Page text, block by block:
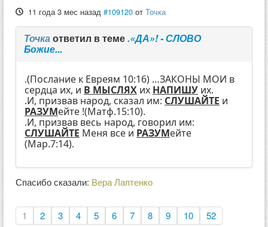
11 года 3 мес назад #109120 отТочка
Точкаответил в теме.«ДА»! - СЛОВО
Божие...
.(Послание к Евреям 10:16) …ЗАКОНЫ МОИ в
сердца их, и В МЫСЛЯХ их НАПИШУ их.
.И, призвав народ, сказал им: СЛУШАЙТЕ и
РАЗУМейте !(Матф.15:10).
.И, призвав весь народ, говорил им:
СЛУШАЙТЕ Меня все и РАЗУМейте
(Мар.7:14).
Спасибо сказали: Вера Лаптенко
1 2 3 4 5 6 7 8 9 10 52